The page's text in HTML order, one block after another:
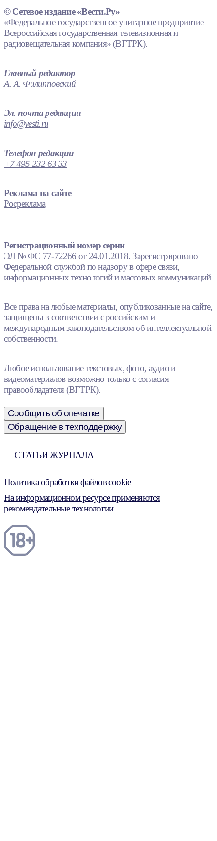
© Сетевое издание «Вести.Ру»
«Федеральное государственное унитарное предприятие
Всероссийская государственная телевизионная и
радиовещательная компания» (ВГТРК).
Главный редактор
А. А. Филипповский
Эл. почта редакции
info@vesti.ru
Телефон редакции
+7 495 232 63 33
Реклама на сайте
Росреклама
Регистрационный номер серии
ЭЛ № ФС 77-72266 от 24.01.2018. Зарегистрировано
Федеральной службой по надзору в сфере связи,
информационных технологий и массовых коммуникаций.
Все права на любые материалы, опубликованные на сайте,
защищены в соответствии с российским и
международным законодательством об интеллектуальной
собственности.
Любое использование текстовых, фото, аудио и
видеоматериалов возможно только с согласия
правообладателя (ВГТРК).
Сообщить об опечатке
Обращение в техподдержку
СТАТЬИ ЖУРНАЛА
Политика обработки файлов cookie
На информационном ресурсе применяются
рекомендательные технологии